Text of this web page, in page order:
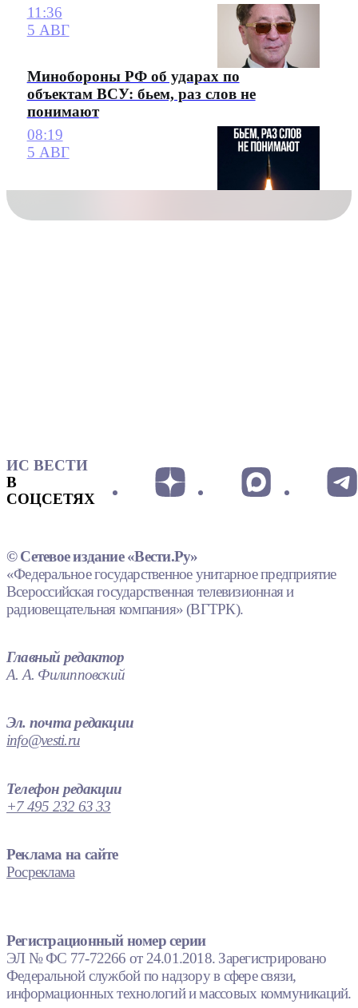
11:36
5 АВГ
Минобороны РФ об ударах по
объектам ВСУ: бьем, раз слов не
понимают
08:19
5 АВГ
ИС ВЕСТИ
В
СОЦСЕТЯХ
© Сетевое издание «Вести.Ру»
«Федеральное государственное унитарное предприятие
Всероссийская государственная телевизионная и
радиовещательная компания» (ВГТРК).
Главный редактор
А. А. Филипповский
Эл. почта редакции
info@vesti.ru
Телефон редакции
+7 495 232 63 33
Реклама на сайте
Росреклама
Регистрационный номер серии
ЭЛ № ФС 77-72266 от 24.01.2018. Зарегистрировано
Федеральной службой по надзору в сфере связи,
информационных технологий и массовых коммуникаций.